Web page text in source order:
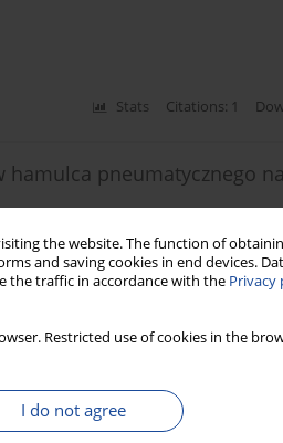
the website. The function of
and saving cookies in end devices.
the traffic in accordance with the Privacy
Restricted use of cookies in the
I do not agree
Stats Citations: 1
hamulca pneumatycznego na
stanu pojazdu szynowego